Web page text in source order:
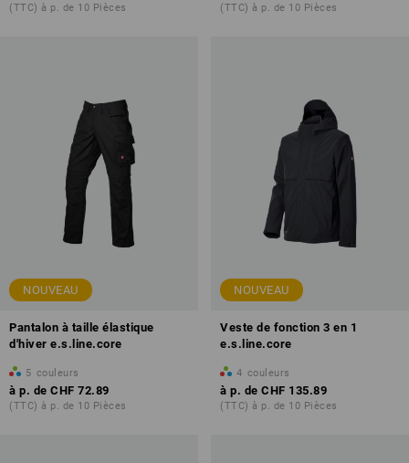
(TTC) à p. de 10 Pièces (TTC) à p. de 10 Pièces
NOUVEAU
Pantalon à taille élastique
d'hiver e.s.line.core
5 couleurs
à p. de CHF 72.89
(TTC) à p. de 10 Pièces
NOUVEAU
Veste de fonction 3 en 1
e.s.line.core
4 couleurs
à p. de CHF 135.89
(TTC) à p. de 10 Pièces